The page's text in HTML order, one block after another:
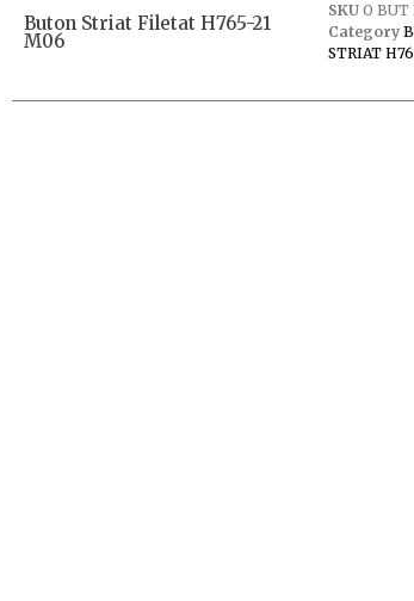
Buton Striat Filetat H765-21
M06
SKU O BUT
Category
STRIAT